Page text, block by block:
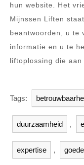
hun website. Het
Mijnssen Liften
beantwoorden, u te
informatie en u te
liftoplossing die aan
Tags:
duurzaamheid ,
expertise ,